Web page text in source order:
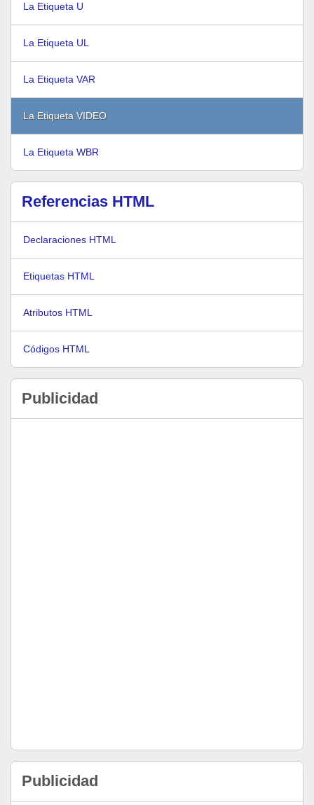
La Etiqueta U
La Etiqueta UL
La Etiqueta VAR
La Etiqueta VIDEO
La Etiqueta WBR
Referencias HTML
Declaraciones HTML
Etiquetas HTML
Atributos HTML
Códigos HTML
Publicidad
Publicidad